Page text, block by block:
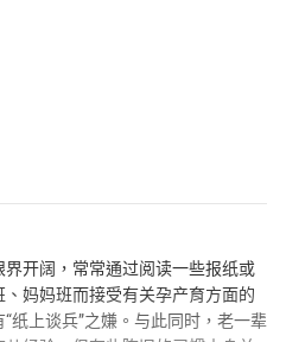
开阔，常常通过阅读一些报纸或
妈妈班而接受有关孕产育方面的
纸上谈兵”之嫌。与此同时，老一辈